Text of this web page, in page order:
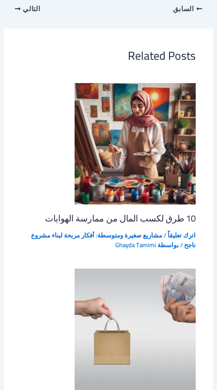
السابق التالي
Related Posts
10 طرق لكسب المال من ممارسة الهوايات
اترك تعليقاً/مشاريع صغيرة ومتوسطة: أفكار مربحة لبناء مشروع
ناجح/ بواسطة Ghayda Tamimi